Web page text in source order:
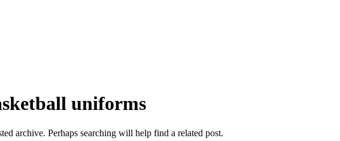
uniforms
archive. Perhaps searching will help find a related post.